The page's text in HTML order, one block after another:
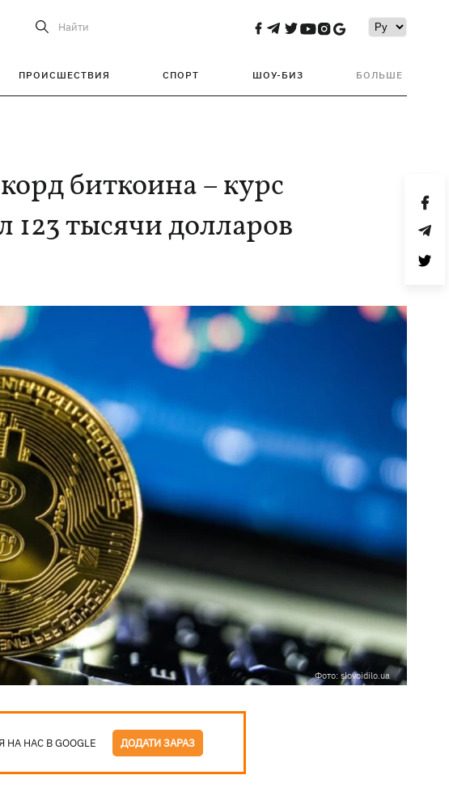
Найти
ПРОИСШЕСТВИЯ СПОРТ ШОУ-БИЗ БОЛЬШЕ
биткоина – курс
тысячи долларов
Фото: slovoidilo.ua
НАС В GOOGLE ДОДАТИ ЗАРАЗ